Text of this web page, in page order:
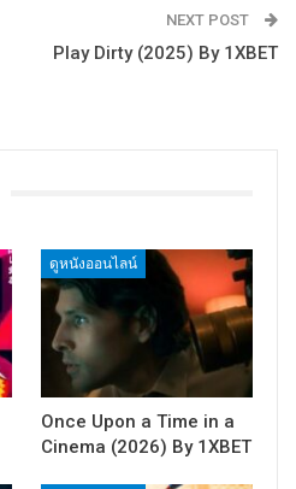
NEXT POST
Play Dirty (2025) By 1XBET
ดูหนังออนไลน์
Once Upon a Time in a
Cinema (2026) By 1XBET